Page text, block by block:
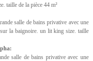
taille de la pièce 44 m²
salle de bains privative avec une
la baignoire. un lit king size. taille
salle de bains privative avec une